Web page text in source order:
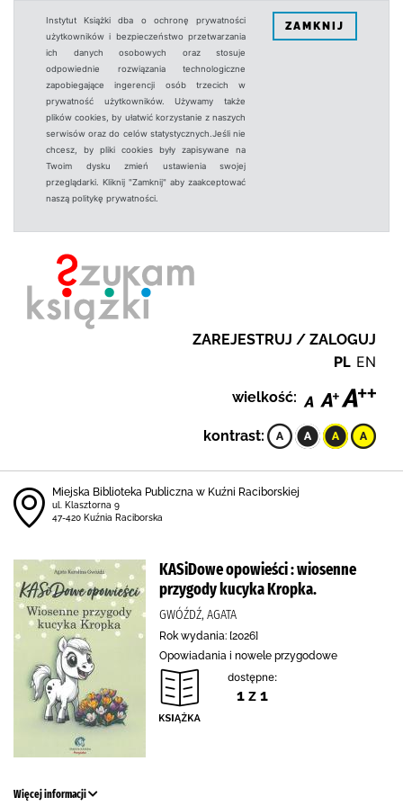
Instytut Książki dba o ochronę prywatności
użytkowników i bezpieczeństwo przetwarzania
ich danych osobowych oraz stosuje
odpowiednie rozwiązania technologiczne
zapobiegające ingerencji osób trzecich w
prywatność użytkowników. Używamy także
plików cookies, by ułatwić korzystanie z naszych
serwisów oraz do celów statystycznych.Jeśli nie
chcesz, by pliki cookies były zapisywane na
Twoim dysku zmień ustawienia swojej
przeglądarki. Kliknij "Zamknij" aby zaakceptować
naszą politykę prywatności.
ZAMKNIJ
ZAREJESTRUJ / ZALOGUJ
PL EN
wielkość:
kontrast:
Miejska Biblioteka Publiczna w Kuźni Raciborskiej
ul. Klasztorna 9
47-420 Kuźnia Raciborska
KASiDowe opowieści : wiosenne
przygody kucyka Kropka.
GWÓŹDŹ, AGATA
Rok wydania: [2026]
Opowiadania i nowele przygodowe
dostępne:
1 z 1
Więcej informacji